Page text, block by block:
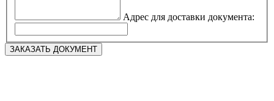
Адрес для доставки документа: